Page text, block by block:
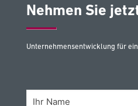
Nehmen Sie
Unternehmensentwicklung für